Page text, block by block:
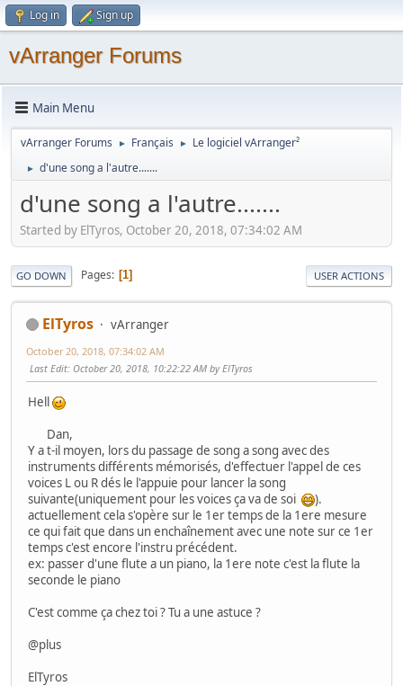
Log in Sign up
vArranger Forums
Main Menu
vArranger Forums ► Français ► Le logiciel vArranger²
► d'une song a l'autre.......
d'une song a l'autre.......
Started by ElTyros, October 20, 2018, 07:34:02 AM
GO DOWN Pages 1 USER ACTIONS
ElTyros vArranger
October 20, 2018, 07:34:02 AM
Last Edit: October 20, 2018, 10:22:22 AM by ElTyros
Hell
Dan,
Y a t-il moyen, lors du passage de song a song avec des
instruments différents mémorisés, d'effectuer l'appel de ces
voices L ou R dés le l'appuie pour lancer la song
suivante(uniquement pour les voices ça va de soi
).
actuellement cela s'opère sur le 1er temps de la 1ere mesure
ce qui fait que dans un enchaînement avec une note sur ce 1er
temps c'est encore l'instru précédent.
ex: passer d'une flute a un piano, la 1ere note c'est la flute la
seconde le piano
C'est comme ça chez toi ? Tu a une astuce ?
@plus
ElTyros